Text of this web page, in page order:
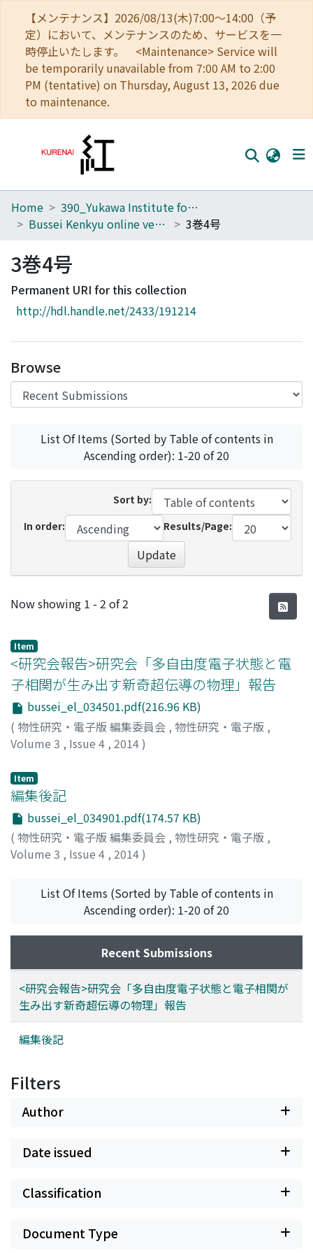
【メンテナンス】2026/08/13(木)7:00～14:00（予
定）において、メンテナンスのため、サービスを一
時停止いたします。 <Maintenance> Service will
be temporarily unavailable from 7:00 AM to 2:00
PM (tentative) on Thursday, August 13, 2026 due
to maintenance.
Home
Browse
Download Ranking
Access Statistics
Home
390_Yukawa Institute for Theoretical Physics
Bussei Kenkyu online version
3巻4号
3巻4号
Permanent URI for this collection
http://hdl.handle.net/2433/191214
Browse
List Of Items (Sorted by Table of contents in
Ascending order): 1-20 of 20
Sort by:
In order:
Results/Page:
Update
Recent Submissions
Now showing 1 - 2 of 2
Item
<研究会報告>研究会「多自由度電子状態と電
子相関が生み出す新奇超伝導の物理」報告
bussei_el_034501.pdf(216.96 KB)
( 物性研究・電子版 編集委員会 , 物性研究・電子版 ,
Volume 3 , Issue 4 , 2014)
Item
編集後記
bussei_el_034901.pdf(174.57 KB)
( 物性研究・電子版 編集委員会 , 物性研究・電子版 ,
Volume 3 , Issue 4 , 2014)
List Of Items (Sorted by Table of contents in
Ascending order): 1-20 of 20
Recent Submissions
<研究会報告>研究会「多自由度電子状態と電子相関が
生み出す新奇超伝導の物理」報告
編集後記
Filters
Author
Date issued
Classification
Document Type